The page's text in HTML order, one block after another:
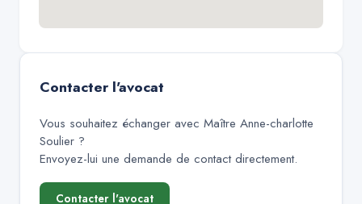
Contacter l'avocat
Vous souhaitez échanger avec Maître Anne-charlotte
Soulier ?
Envoyez-lui une demande de contact directement.
Contacter l'avocat